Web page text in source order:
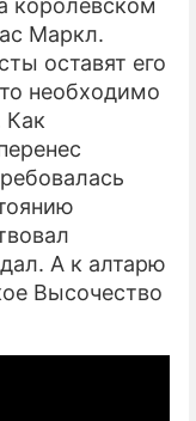
королевском
Маркл.
оставят его
необходимо
Как
А к алтарю
Высочество